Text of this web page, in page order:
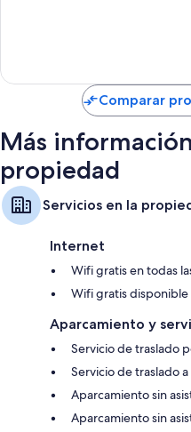
Comparar
Más
propiedad
Servicios en la
Internet
Wifi gratis en todas
Wifi gratis disponible
Aparcamiento y
Servicio de traslado
Servicio de traslado
Aparcamiento sin
Aparcamiento sin